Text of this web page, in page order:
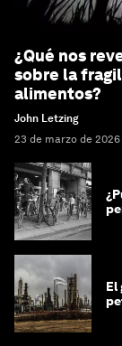
¿Qué nos
sobre la
alimentos?
John Letzing
23 de marzo de 2026
El